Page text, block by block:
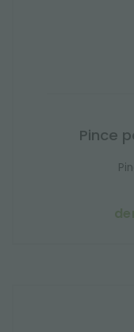
Pince